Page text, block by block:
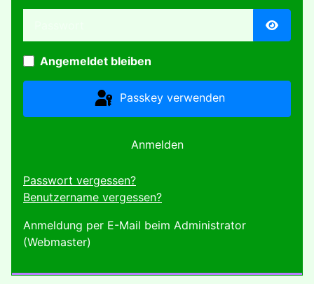
Angemeldet bleiben
Passkey verwenden
Anmelden
Passwort vergessen?
Benutzername vergessen?
Anmeldung per E-Mail beim Administrator
(Webmaster)